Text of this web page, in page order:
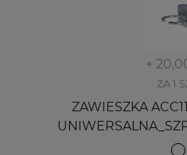
+
ZA 1
ZAWIESZKA